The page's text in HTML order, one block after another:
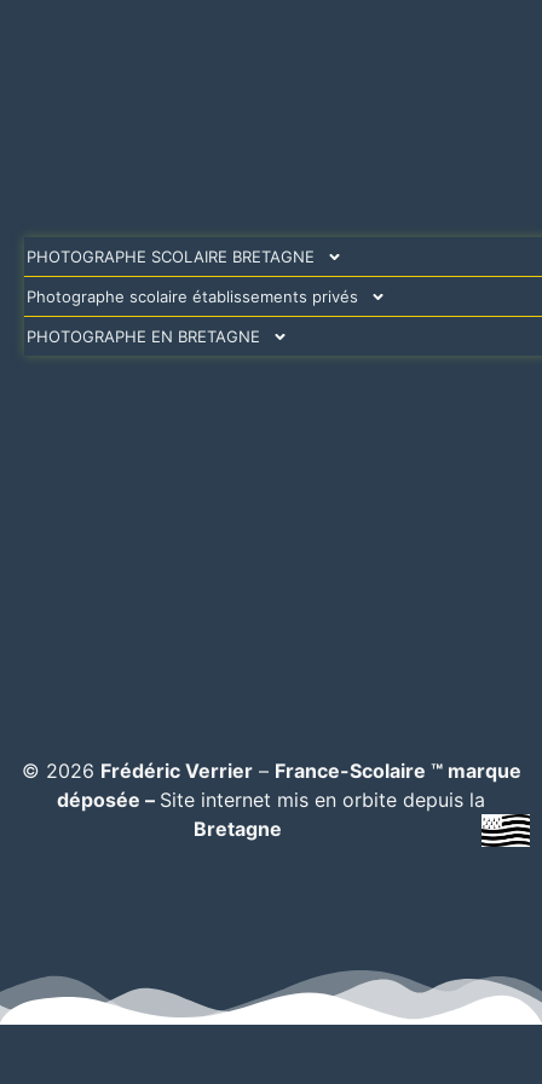
PHOTOGRAPHE SCOLAIRE BRETAGNE
Photographe scolaire établissements privés
PHOTOGRAPHE EN BRETAGNE
© 2026 Frédéric Verrier– France-Scolaire ™ marque
déposée – Site internet mis en orbite depuis la
Bretagne